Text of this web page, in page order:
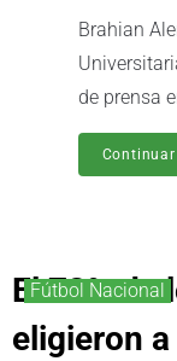
Brahian
de prensa
Continuar
Fútbol Nacional
El 73% de
eligieron